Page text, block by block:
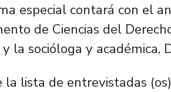
especial contará con el
de Ciencias del
la socióloga y académica,
la lista de entrevistadas